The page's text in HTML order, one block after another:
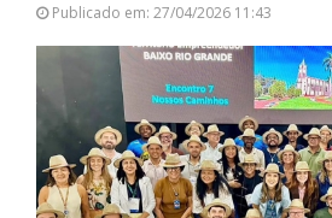
Publicado em: 27/04/2026 11:43